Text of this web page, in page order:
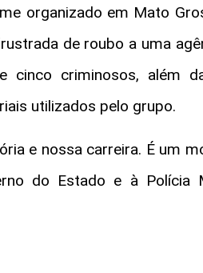
organizado em Mato
de roubo a uma
cinco criminosos, além
utilizados pelo grupo.
e nossa carreira. É um
do Estado e à Polícia